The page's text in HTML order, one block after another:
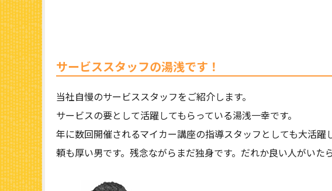
サービススタッフの湯浅です！
当社自慢のサービススタッフをご紹介します。
サービスの要として活躍してもらっている湯浅一幸です。
年に数回開催されるマイカー講座の指導スタッフとしても大活躍
頼も厚い男です。残念ながらまだ独身です。だれか良い人がいた